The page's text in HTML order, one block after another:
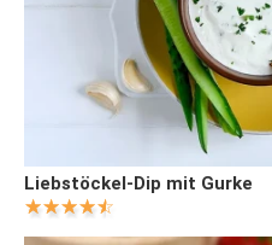
Liebstöckel-Dip mit Gurke